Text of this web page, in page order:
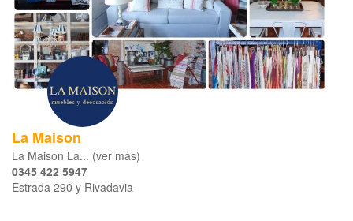
La Maison
La Maison La... (ver más)
0345 422 5947
Estrada 290 y Rivadavia